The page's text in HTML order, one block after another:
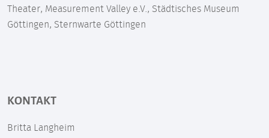
Theater, Measurement Valley e.V., Städtisches Museum
Göttingen, Sternwarte Göttingen
KONTAKT
Britta Langheim